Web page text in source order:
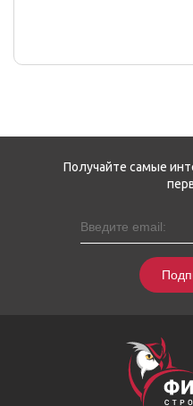
Получайте самые